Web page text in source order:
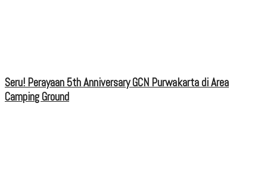
Seru! Perayaan 5th Anniversary GCN Purwakarta di Area
Camping Ground